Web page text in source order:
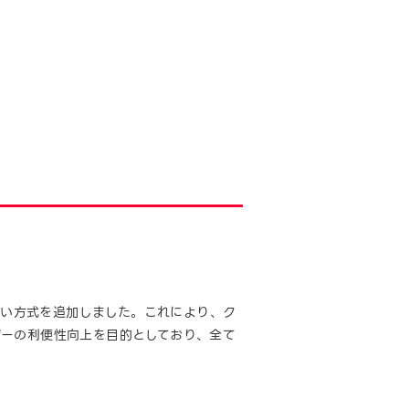
方式を追加しました。これにより、ク
の利便性向上を目的としており、全て